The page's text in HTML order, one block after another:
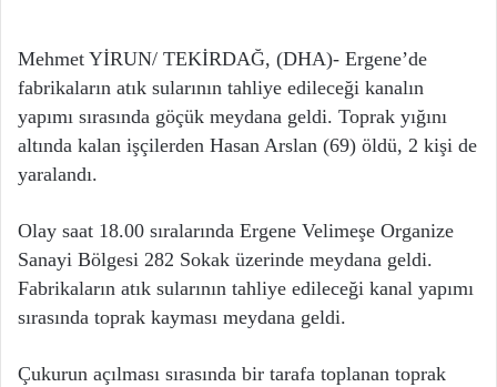
Mehmet YİRUN/ TEKİRDAĞ, (DHA)- Ergene’de
fabrikaların atık sularının tahliye edileceği kanalın
yapımı sırasında göçük meydana geldi. Toprak yığını
altında kalan işçilerden Hasan Arslan (69) öldü, 2 kişi de
yaralandı.
Olay saat 18.00 sıralarında Ergene Velimeşe Organize
Sanayi Bölgesi 282 Sokak üzerinde meydana geldi.
Fabrikaların atık sularının tahliye edileceği kanal yapımı
sırasında toprak kayması meydana geldi.
Çukurun açılması sırasında bir tarafa toplanan toprak